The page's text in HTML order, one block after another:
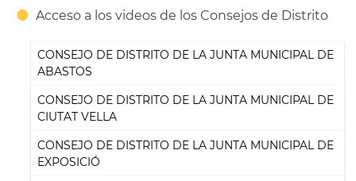
Acceso a los videos de los Consejos de Distrito
CONSEJO DE DISTRITO DE LA JUNTA MUNICIPAL DE
ABASTOS
CONSEJO DE DISTRITO DE LA JUNTA MUNICIPAL DE
CIUTAT VELLA
CONSEJO DE DISTRITO DE LA JUNTA MUNICIPAL DE
EXPOSICIÓ